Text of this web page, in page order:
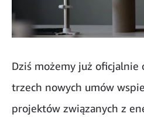
Dziś możemy już oficjalnie
trzech nowych umów
projektów związanych z